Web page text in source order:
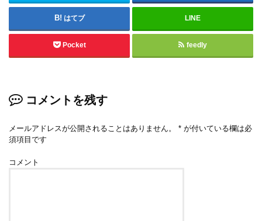
はてブ LINE
Pocket feedly
コメントを残す
メールアドレスが公開されることはありません。 * が付いている欄は必
須項目です
コメント